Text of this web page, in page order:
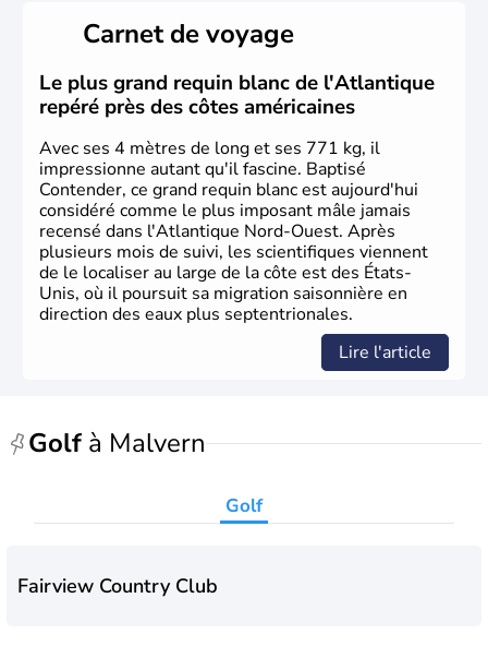
Plusieurs populations se sont succédées avant l'arrivée
des européens, suite à la découverte du continent par
Christophe Colomb en 1492. Les 13 colonies
britanniques proclament la Déclaration d'indépendance
en 1776 et adoptent leur première constitution en 1787.
La conquête de l'Ouest marque ensuite l'entrée dans une
phase de développement intense.
Carnet de voyage
Le plus grand requin blanc de l'Atlantique
repéré près des côtes américaines
Avec ses 4 mètres de long et ses 771 kg, il
impressionne autant qu'il fascine. Baptisé
Contender, ce grand requin blanc est aujourd'hui
considéré comme le plus imposant mâle jamais
recensé dans l'Atlantique Nord-Ouest. Après
plusieurs mois de suivi, les scientifiques viennent
de le localiser au large de la côte est des États-
Unis, où il poursuit sa migration saisonnière en
direction des eaux plus septentrionales.
Lire l'article
Golf à Malvern
Golf
Fairview Country Club